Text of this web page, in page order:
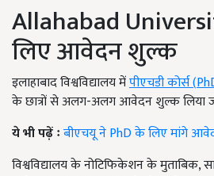
Allahabad
लिए आवेदन शुल्क
इलाहाबाद विश्वविद्यालय मेंपीएचडी कोर्स(
के छात्रों से अलग-अलग आवेदन शुल्क लिया
ये भी पढ़ें ःबीएचयू ने PhD के लिए मांगे
विश्वविद्यालय के नोटिफिकेशन के मुताबिक,